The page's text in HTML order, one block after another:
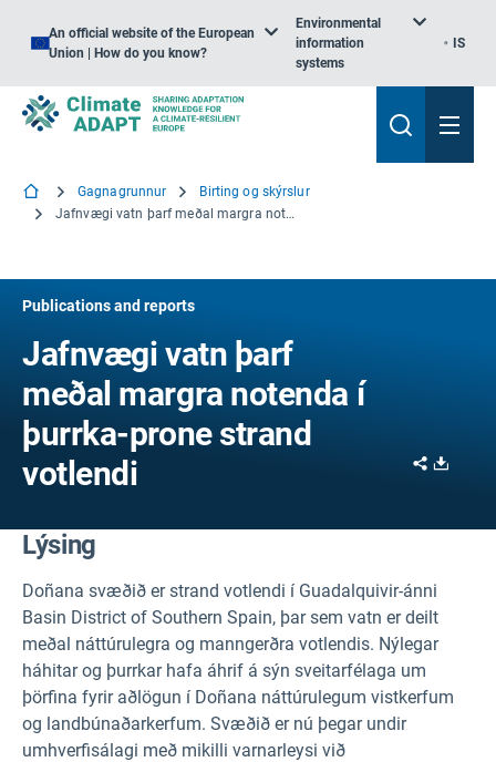
An official website of the European
Union | How do you know?
Environmental
information
systems
IS
Gagnagrunnur
Birting og skýrslur
Jafnvægi vatn þarf meðal margra notenda í þurrka-prone strand votlendi
Publications and reports
Jafnvægi vatn þarf
meðal margra notenda í
þurrka-prone strand
votlendi
Share
Lýsing
Doñana svæðið er strand votlendi í Guadalquivir-ánni
Basin District of Southern Spain, þar sem vatn er deilt
meðal náttúrulegra og manngerðra votlendis. Nýlegar
háhitar og þurrkar hafa áhrif á sýn sveitarfélaga um
þörfina fyrir aðlögun í Doñana náttúrulegum vistkerfum
og landbúnaðarkerfum. Svæðið er nú þegar undir
umhverfisálagi með mikilli varnarleysi við